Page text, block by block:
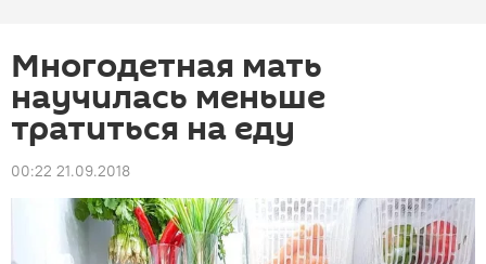
Многодетная мать
научилась меньше
тратиться на еду
00:22 21.09.2018